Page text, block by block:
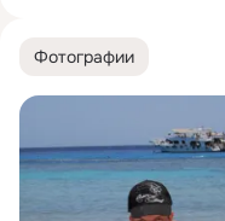
Фотографии